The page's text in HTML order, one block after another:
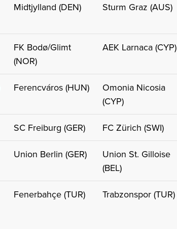
Midtjylland (DEN) Sturm Graz (AUS)
FK Bodø/Glimt
(NOR)
AEK Larnaca (CYP)
Ferencváros (HUN)
Omonia Nicosia
(CYP)
SC Freiburg (GER) FC Zürich (SWI)
Union Berlin (GER)
Union St. Gilloise
(BEL)
Fenerbahçe (TUR) Trabzonspor (TUR)